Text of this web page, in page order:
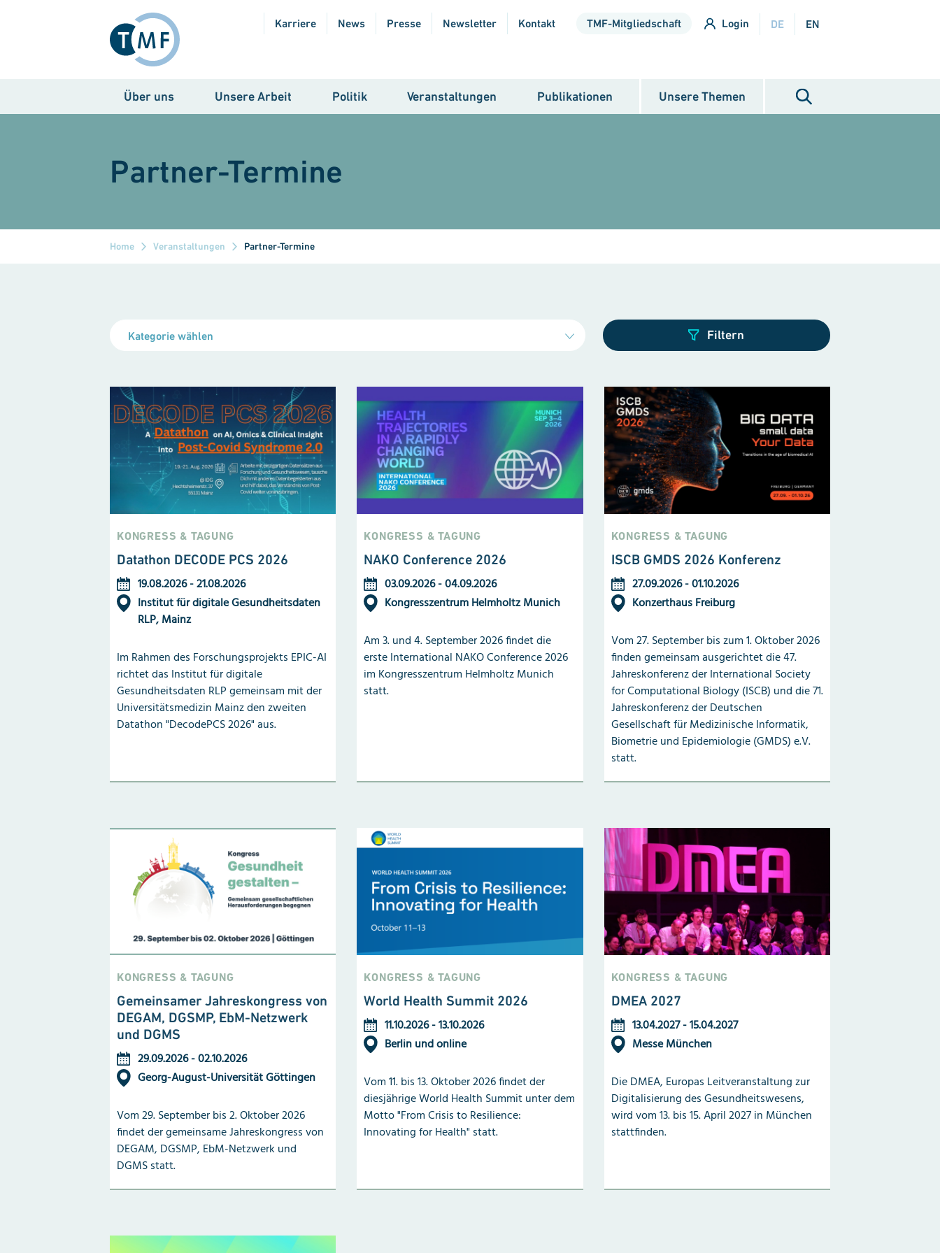
Karriere News Presse Newsletter Kontakt TMF-Mitgliedschaft Login DE EN
Über uns Unsere Arbeit Politik Veranstaltungen Publikationen Unsere Themen
Partner-Termine
Home Veranstaltungen Partner-Termine
Kategorie wählen
KONGRESS & TAGUNG
Datathon DECODE PCS 2026
19.08.2026-21.08.2026
Institut für digitale Gesundheitsdaten
RLP, Mainz
Im Rahmen des Forschungsprojekts EPIC-AI
richtet das Institut für digitale
Gesundheitsdaten RLP gemeinsam mit der
Universitätsmedizin Mainz den zweiten
Datathon "DecodePCS 2026" aus.
KONGRESS & TAGUNG
NAKO Conference 2026
03.09.2026-04.09.2026
Kongresszentrum Helmholtz Munich
Am 3. und 4. September 2026 findet die
erste International NAKO Conference 2026
im Kongresszentrum Helmholtz Munich
statt.
KONGRESS & TAGUNG
ISCB GMDS 2026 Konferenz
27.09.2026-01.10.2026
Konzerthaus Freiburg
Vom 27. September bis zum 1. Oktober 2026
finden gemeinsam ausgerichtet die 47.
Jahreskonferenz der International Society
for Computational Biology (ISCB) und die 71.
Jahreskonferenz der Deutschen
Gesellschaft für Medizinische Informatik,
Biometrie und Epidemiologie (GMDS) e.V.
statt.
KONGRESS & TAGUNG
Gemeinsamer Jahreskongress von
DEGAM, DGSMP, EbM-Netzwerk
und DGMS
29.09.2026-02.10.2026
Georg-August-Universität Göttingen
Vom 29. September bis 2. Oktober 2026
findet der gemeinsame Jahreskongress von
DEGAM, DGSMP, EbM-Netzwerk und
DGMS statt.
KONGRESS & TAGUNG
World Health Summit 2026
11.10.2026-13.10.2026
Berlin und online
Vom 11. bis 13. Oktober 2026 findet der
diesjährige World Health Summit unter dem
Motto "From Crisis to Resilience:
Innovating for Health" statt.
KONGRESS & TAGUNG
DMEA 2027
13.04.2027-15.04.2027
Messe München
Die DMEA, Europas Leitveranstaltung zur
Digitalisierung des Gesundheitswesens,
wird vom 13. bis 15. April 2027 in München
stattfinden.